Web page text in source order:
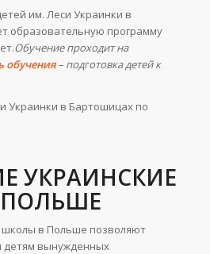
им. Леси Украинки в
образовательную программу
Обучение проходит на
обучения– подготовка детей к
Украинки в Бартошицах по
УКРАИНСКИЕ
школы в Польше позволяют
детям вынужденных